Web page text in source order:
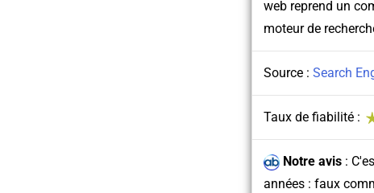
web reprend un
moteur de
Source : Search
Taux de fiabilité :
Notre avis:
années : faux